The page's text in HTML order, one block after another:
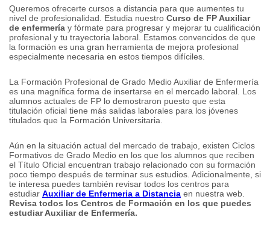
Queremos ofrecerte cursos a distancia para que aumentes tu
nivel de profesionalidad. Estudia nuestro Curso de FP Auxiliar
de enfermería y fórmate para progresar y mejorar tu cualificación
profesional y tu trayectoria laboral. Estamos convencidos de que
la formación es una gran herramienta de mejora profesional
especialmente necesaria en estos tiempos difíciles.
La Formación Profesional de Grado Medio Auxiliar de Enfermería
es una magnífica forma de insertarse en el mercado laboral. Los
alumnos actuales de FP lo demostraron puesto que esta
titulación oficial tiene más salidas laborales para los jóvenes
titulados que la Formación Universitaria.
Aún en la situación actual del mercado de trabajo, existen Ciclos
Formativos de Grado Medio en los que los alumnos que reciben
el Título Oficial encuentran trabajo relacionado con su formación
poco tiempo después de terminar sus estudios. Adicionalmente, si
te interesa puedes también revisar todos los centros para
estudiar Auxiliar de Enfermeria a Distancia en nuestra web.
Revisa todos los Centros de Formación en los que puedes
estudiarAuxiliar de Enfermería.